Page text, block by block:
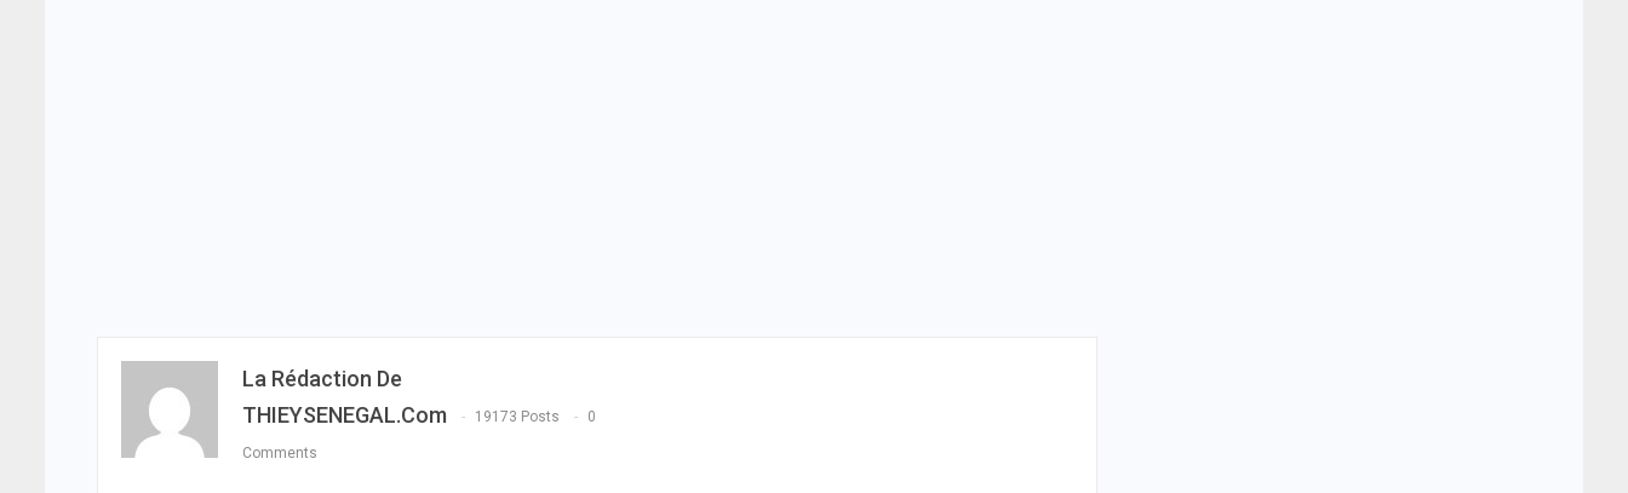
La Rédaction De
THIEYSENEGAL.com
19173 Posts 0
Comments